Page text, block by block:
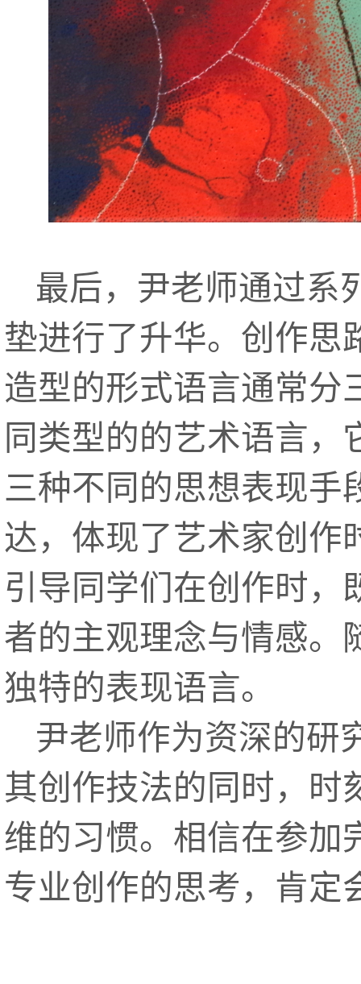
最后，尹老师通过系
垫进行了升华。创作思
造型的形式语言通常分
同类型的的艺术语言
三种不同的思想表现手
达，体现了艺术家创作
引导同学们在创作时，
者的主观理念与情感。
独特的表现语言。
尹老师作为资深的研
其创作技法的同时，时
维的习惯。相信在参加
专业创作的思考，肯定